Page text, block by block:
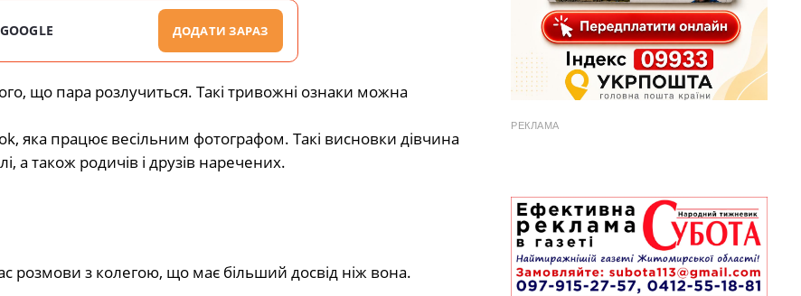
ДОДАТИ ЗАРАЗ
що пара розлучиться. Такі тривожні ознаки можна
яка працює весільним фотографом. Такі висновки дівчина
а також родичів і друзів наречених.
розмови з колегою, що має більший досвід ніж вона.
РЕКЛАМА